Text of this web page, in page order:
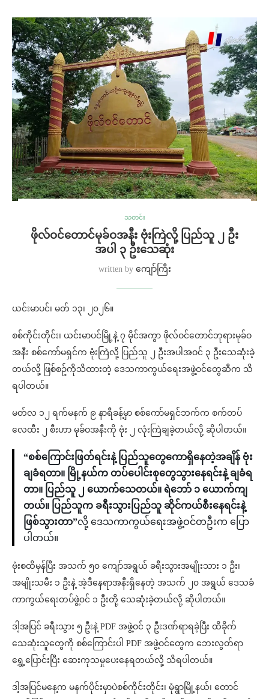
သတင်း
ဖိုလ်ဝင်တောင်မုခ်ဝအနီး ဗုံးကြဲလို့ ပြည်သူ ၂ ဦး
အပါ ၃ ဦးသေဆုံး
written by ကျော်ကြီး
ယင်းမာပင်၊ မတ် ၁၃၊ ၂၀၂၆။
စစ်ကိုင်းတိုင်း၊ ယင်းမာပင်မြို့နဲ့ ၇ မိုင်အကွာ ဖိုလ်ဝင်တောင်ဘုရားမုခ်ဝ
အနီး စစ်ကော်မရှင်က ဗုံးကြဲလို့ ပြည်သူ ၂ ဦးအပါအဝင် ၃ ဦးသေဆုံးခဲ့
တယ်လို့ ဖြစ်စဥ်ကိုသိထားတဲ့ ဒေသကာကွယ်ရေးအဖွဲ့ဝင်တွေဆီက သိ
ရပါတယ်။
မတ်လ ၁၂ ရက်မနက် ၉ နာရီခန့်မှာ စစ်ကော်မရှင်ဘက်က စက်တပ်
လေထီး ၂ စီးဟာ မုခ်ဝအနီးကို ဗုံး ၂ လုံးကြဲချခဲ့တယ်လို့ ဆိုပါတယ်။
“စစ်ကြောင်းဖြတ်ရင်းနဲ့ ပြည်သူတွေကောရှိနေတဲ့အချိန် ဗုံး
ချခံရတာ။ မြို့နယ်က တပ်ပေါင်းစုတွေသွားနေရင်းနဲ့ ချခံရ
တာ။ ပြည်သူ ၂ ယောက်သေတယ်။ ရဲဘော် ၁ ယောက်ကျ
တယ်။ ပြည်သူက ခရီးသွားပြည်သူ ဆိုင်ကယ်စီးနေရင်းနဲ့
ဖြစ်သွားတာ”လို့ ဒေသကာကွယ်ရေးအဖွဲ့ဝင်တဦးက ပြော
ပါတယ်။
ဗုံးစထိမှန်ပြီး အသက် ၅၀ ကျော်အရွယ် ခရီးသွားအမျိုးသား ၁ ဦး၊
အမျိုးသမီး ၁ ဦးနဲ့ အဲ့ဒီနေရာအနီးရှိနေတဲ့ အသက် ၂၀ အရွယ် ဒေသခံ
ကာကွယ်ရေးတပ်ဖွဲ့၀င် ၁ ဦးတို့ သေဆုံးခဲ့တယ်လို့ ဆိုပါတယ်။
ဒါ့အပြင် ခရီးသွား ၅ ဦးနဲ့ PDF အဖွဲ့ဝင် ၃ ဦးဒဏ်ရာရခဲ့ပြီး ထိခိုက်
သေဆုံးသူတွေကို စစ်ကြောင်းပါ PDF အဖွဲ့ဝင်တွေက ဘေးလွတ်ရာ
ရွှေ့ပြောင်းပြီး ဆေးကုသမှုပေးနေရတယ်လို့ သိရပါတယ်။
ဒါ့အပြင်မနေ့က မနက်ပိုင်းမှာပဲစစ်ကိုင်းတိုင်း၊ မုံရွာမြို့နယ်၊ တောင်